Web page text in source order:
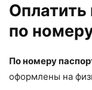
по
По номеру
оформлены на